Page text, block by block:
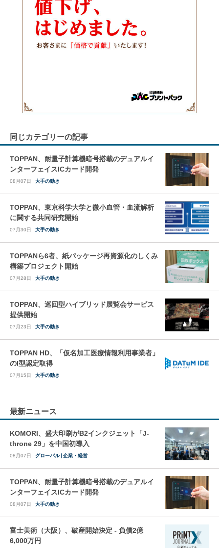
同じカテゴリーの記事
TOPPAN、耐量子計算機暗号搭載のデュアルイ
ンターフェイスICカード開発
08月07日 大手の動き
TOPPAN、東京科学大学と微小血管・血流解析
に関する共同研究開始
07月30日 大手の動き
TOPPANら6者、紙パッケージ再資源化のしくみ
構築プロジェクト開始
07月28日 大手の動き
TOPPAN、巡回型ハイブリッド展覧会サービス
提供開始
07月23日 大手の動き
TOPPAN HD、「仮名加工医療情報利用事業者」
のI型認定取得
07月15日 大手の動き
最新ニュース
KOMORI、盛大印刷がB2インクジェット「J-
throne 29」を中国初導入
08月07日 グローバル 企業・経営
TOPPAN、耐量子計算機暗号搭載のデュアルイ
ンターフェイスICカード開発
08月07日 大手の動き
富士美術（大阪）、破産開始決定 - 負債2億
6,000万円